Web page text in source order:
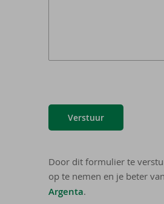
Verstuur
Door dit formulier te
op te nemen en je beter
Argenta.